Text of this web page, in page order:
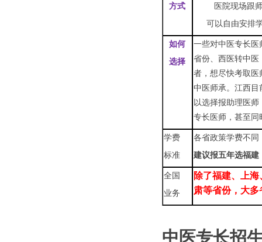
方式
医院现场跟
可以自由安排
如何
选择
一些对中医专长
省份、西医转中
者，想尽快考取
中医师承。江西
以选择报助理医
专长医师，甚至同
学费
标准
各省政策学费不
建议报五年选福建
全国
业务
除了福建、上
肃等省份，大
中医专长招